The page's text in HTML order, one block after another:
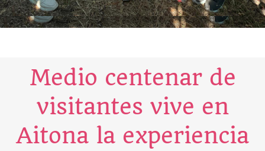
Medio centenar de
visitantes vive en
Aitona la experiencia